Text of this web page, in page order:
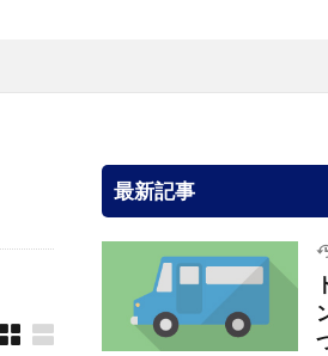
最新記事